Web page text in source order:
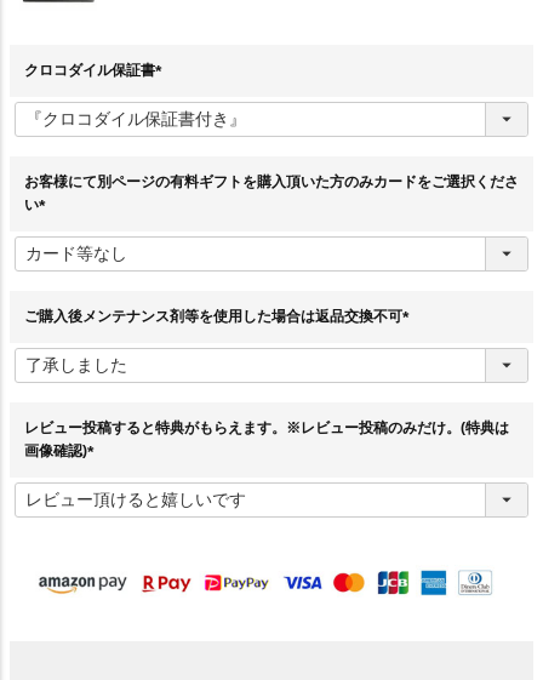
クロコダイル保証書
必
須
お客様にて別ページの有料ギフトを購入頂いた方のみカードをご選択くださ
い
必
須
ご購入後メンテナンス剤等を使用した場合は返品交換不可
須
レビュー投稿すると特典がもらえます。※レビュー投稿のみだけ。(特典は
画像確認)
必
須